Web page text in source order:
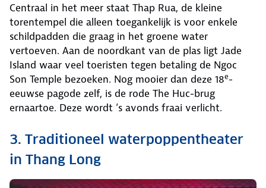
Centraal in het meer staat Thap Rua, de kleine
torentempel die alleen toegankelijk is voor enkele
schildpadden die graag in het groene water
vertoeven. Aan de noordkant van de plas ligt Jade
Island waar veel toeristen tegen betaling de Ngoc
Son Temple bezoeken. Nog mooier dan deze 18e-
eeuwse pagode zelf, is de rode The Huc-brug
ernaartoe. Deze wordt ’s avonds fraai verlicht.
3. Traditioneel waterpoppentheater
in Thang Long